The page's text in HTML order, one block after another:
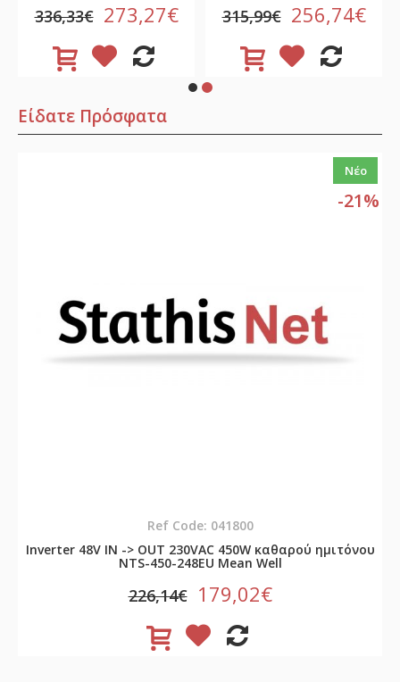
336,33€ 273,27€ 315,99€ 256,74€
Είδατε Πρόσφατα
Νέο
-21%
Ref Code: 041800
Inverter 48V ΙΝ -> OUT 230VAC 450W καθαρού ημιτόνου
NTS-450-248EU Mean Well
226,14€ 179,02€